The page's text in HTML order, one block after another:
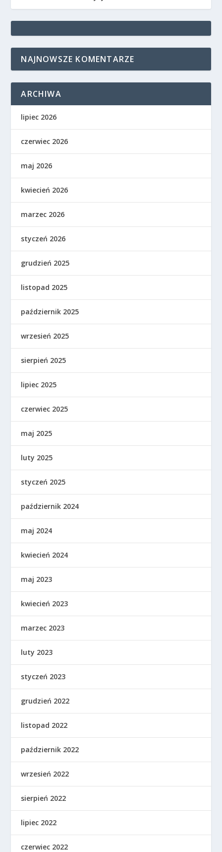
NAJNOWSZE KOMENTARZE
ARCHIWA
lipiec 2026
czerwiec 2026
maj 2026
kwiecień 2026
marzec 2026
styczeń 2026
grudzień 2025
listopad 2025
październik 2025
wrzesień 2025
sierpień 2025
lipiec 2025
czerwiec 2025
maj 2025
luty 2025
styczeń 2025
październik 2024
maj 2024
kwiecień 2024
maj 2023
kwiecień 2023
marzec 2023
luty 2023
styczeń 2023
grudzień 2022
listopad 2022
październik 2022
wrzesień 2022
sierpień 2022
lipiec 2022
czerwiec 2022